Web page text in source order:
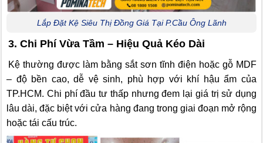
Lắp Đặt Kệ Siêu Thị Đồng Giá Tại P.Cầu Ông Lãnh
3. Chi Phí Vừa Tầm – Hiệu Quả Kéo Dài
Kệ thường được làm bằng sắt sơn tĩnh điện hoặc gỗ MDF
– độ bền cao, dễ vệ sinh, phù hợp với khí hậu ẩm của
TP.HCM. Chi phí đầu tư thấp nhưng đem lại giá trị sử dụng
lâu dài, đặc biệt với cửa hàng đang trong giai đoạn mở rộng
hoặc tái cấu trúc.